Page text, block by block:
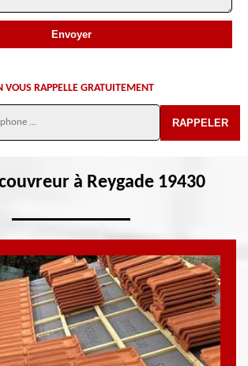
VOUS RAPPELLE GRATUITEMENT
à Reygade 19430